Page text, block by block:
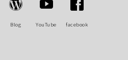
facebook
YouTube
Blog